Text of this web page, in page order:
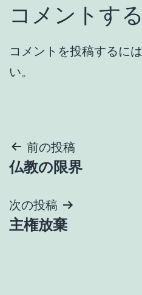
コメントする
コメントを投稿するには
い。
投
稿
ナ
ビ
前の投稿
仏教の限界
次の投稿
主権放棄